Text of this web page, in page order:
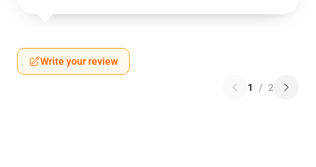
Write your review
1 / 2